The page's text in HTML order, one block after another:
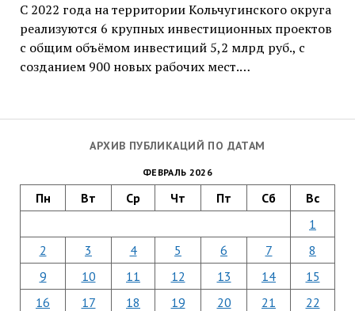
АРХИВ ПУБЛИКАЦИЙ ПО ДАТАМ
ФЕВРАЛЬ 2026
Пн Вт Ср Чт Пт Сб Вс
1
2
3 4 5 6 7
8
9
10 11 12 13 14
15
16
17 18 19 20 21
22
С 2022 года на территории Кольчугинского округа
реализуются 6 крупных инвестиционных проектов
с общим объёмом инвестиций 5,2 млрд руб., с
созданием 900 новых рабочих мест.…